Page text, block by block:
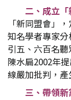
二、成立「
「新同盟會」
知名學者專家
引五、六百名
陳水扁2002年
線嚴加批判，產
三、帶領新